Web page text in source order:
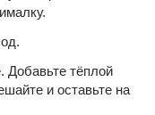
Добавьте тёплой
и оставьте на